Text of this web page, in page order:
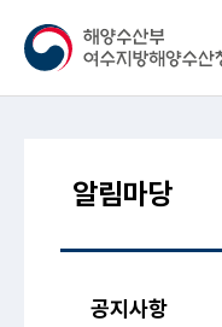
알림마당
공지사항